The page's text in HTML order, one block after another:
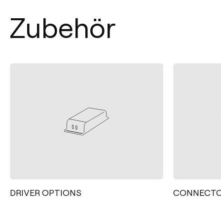
Zubehör
DRIVER OPTIONS